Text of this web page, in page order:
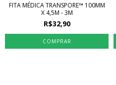
FITA MÉDICA TRANSPORE™ 100MM
X 4,5M - 3M
R$32,90